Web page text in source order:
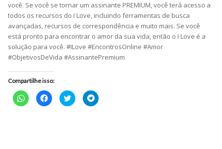
você. Se você se tornar um assinante PREMIUM, você terá acesso a
todos os recursos do I Love, incluindo ferramentas de busca
avançadas, recursos de correspondência e muito mais. Se você
está pronto para encontrar o amor da sua vida, então o I Love é a
solução para você. #ILove #EncontrosOnline #Amor
#ObjetivosDeVida #AssinantePremium
Compartilhe isso:
Clique
para
compartilhar
Clique
para
compartilhar
Clique
para
compartilhar
Clique
para